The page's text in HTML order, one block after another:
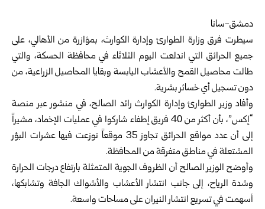
دمشق-سانا
سيطرت فرق وزارة الطوارئ وإدارة الكوارث، بمؤازرة من الأهالي، على
جميع الحرائق التي اندلعت اليوم الثلاثاء في محافظة الحسكة، والتي
طالت محاصيل القمح والأعشاب اليابسة وبقايا المحاصيل الزراعية، من
دون تسجيل أي خسائر بشرية.
وأفاد وزير الطوارئ وإدارة الكوارث رائد الصالح، في منشور عبر منصة
“إكس”، بأن أكثر من 40 فريق إطفاء شاركوا في عمليات الإخماد، مشيراً
إلى أن عدد مواقع الحرائق تجاوز 35 موقعاً توزعت فيها عشرات البؤر
المشتعلة في مناطق متفرقة من المحافظة.
وأوضح الوزير الصالح أن الظروف الجوية المتمثلة بارتفاع درجات الحرارة
وشدة الرياح، إلى جانب انتشار الأعشاب والأشواك الجافة وتشابكها،
أسهمت في تسريع انتشار النيران على مساحات واسعة.